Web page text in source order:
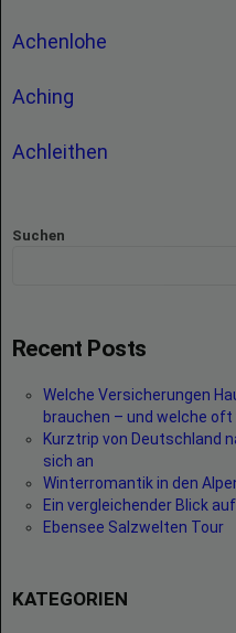
Achenlohe
Aching
Achleithen
Suchen
Recent Posts
Welche Versicherungen
brauchen – und welche
Kurztrip von Deutschland
sich an
Winterromantik in den
Ein vergleichender Blick
Ebensee Salzwelten Tour
KATEGORIEN